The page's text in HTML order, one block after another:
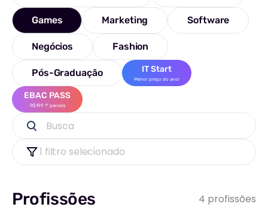
Games Marketing Software
Negócios Fashion
Pós-Graduação IT Start
Menor preço do ano!
EBAC PASS
R$199 1ª parcela
Busca
1 filtro selecionado
Profissões 4 profissões